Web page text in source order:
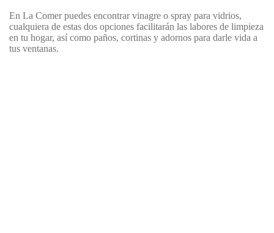
En La Comer puedes encontrar vinagre o spray para vidrios,
cualquiera de estas dos opciones facilitarán las labores de limpieza
en tu hogar, así como paños, cortinas y adornos para darle vida a
tus ventanas.